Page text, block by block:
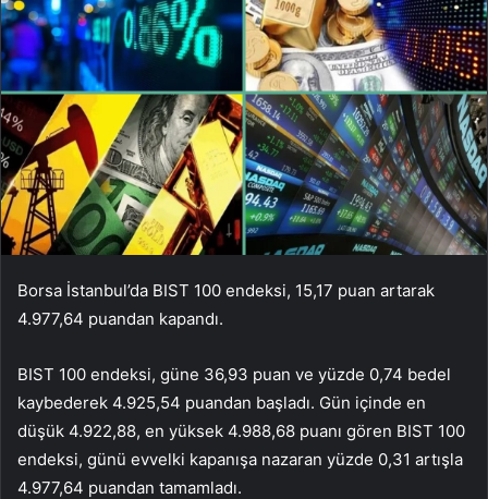
Borsa İstanbul’da BIST 100 endeksi, 15,17 puan artarak
4.977,64 puandan kapandı.
BIST 100 endeksi, güne 36,93 puan ve yüzde 0,74 bedel
kaybederek 4.925,54 puandan başladı. Gün içinde en
düşük 4.922,88, en yüksek 4.988,68 puanı gören BIST 100
endeksi, günü evvelki kapanışa nazaran yüzde 0,31 artışla
4.977,64 puandan tamamladı.